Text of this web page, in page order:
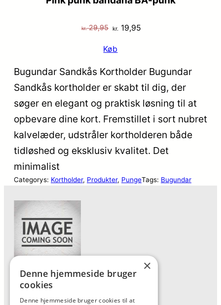
kr.29,95 Den
pris
var:
kr. 19,95
er:
kr. 19,95.
Køb
Bugundar Sandkås Kortholder Bugundar
Sandkås kortholder er skabt til dig, der
søger en elegant og praktisk løsning til at
opbevare dine kort. Fremstillet i sort nubret
kalvelæder, udstråler kortholderen både
tidløshed og eksklusiv kvalitet. Det
minimalist
Categorys: Kortholder, Produkter, PungeTags: Bugundar
Forside
Vis alle produkter
×
Denne hjemmeside bruger
cookies
Denne hjemmeside bruger cookies til at